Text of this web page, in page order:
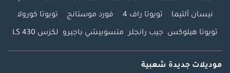
نيسان ألتيما تويوتا راف 4 فورد موستانج تويوتا كورولا
تويوتا هيلوكس جيب رانجلر متسوبيشي باجيرو لكزس LS 430
موديلات جديدة شعبية